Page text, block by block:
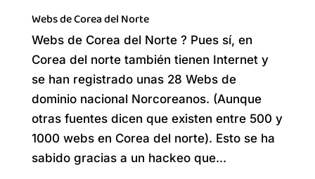
Webs de Corea del Norte
Webs de Corea del Norte ? Pues sí, en
Corea del norte también tienen Internet y
se han registrado unas 28 Webs de
dominio nacional Norcoreanos. (Aunque
otras fuentes dicen que existen entre 500 y
1000 webs en Corea del norte). Esto se ha
sabido gracias a un hackeo que...